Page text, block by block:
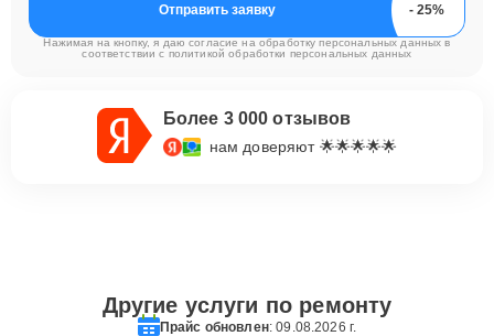
Отправить заявку
Нажимая на кнопку, я даю согласие на обработку персональных данных в
соответствии с политикой обработки персональных данных
Более 3 000 отзывов
нам доверяют 🌟🌟🌟🌟🌟
Другие услуги по ремонту
Прайс обновлен: 09.08.2026 г.